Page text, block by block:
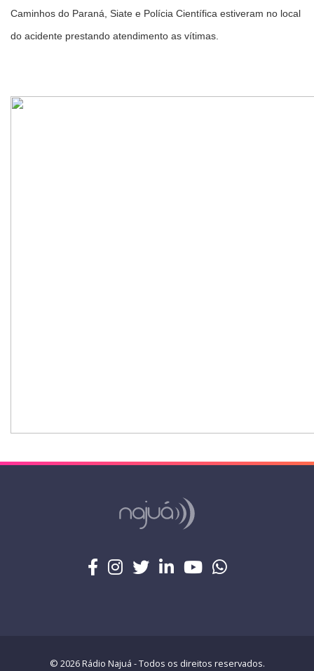
Caminhos do Paraná, Siate e Polícia Científica estiveram no local
do acidente prestando atendimento as vítimas.
© 2026 Rádio Najuá - Todos os direitos reservados.